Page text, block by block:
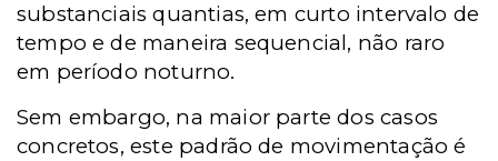
substanciais quantias, em curto intervalo de
tempo e de maneira sequencial, não raro
em período noturno.
Sem embargo, na maior parte dos casos
concretos, este padrão de movimentação é